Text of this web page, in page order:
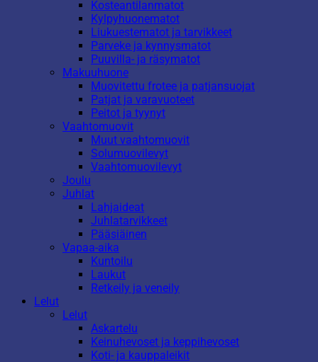
Kosteantilanmatot
Kylpyhuonematot
Liukuestematot ja tarvikkeet
Parveke ja kynnysmatot
Puuvilla- ja räsymatot
Makuuhuone
Muovitettu frotee ja patjansuojat
Patjat ja varavuoteet
Peitot ja tyynyt
Vaahtomuovit
Muut vaahtomuovit
Solumuovilevyt
Vaahtomuovilevyt
Joulu
Juhlat
Lahjaideat
Juhlatarvikkeet
Pääsiäinen
Vapaa-aika
Kuntoilu
Laukut
Retkeily ja veneily
Lelut
Lelut
Askartelu
Keinuhevoset ja keppihevoset
Koti- ja kauppaleikit